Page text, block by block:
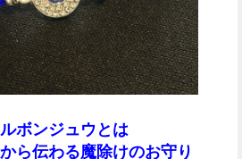
ボンジュウとは
ら伝わる魔除けのお守り